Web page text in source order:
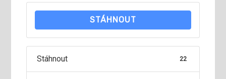
STÁHNOUT
Stáhnout 22